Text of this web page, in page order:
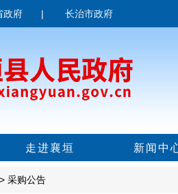
政府 | 长治市政府
走进襄垣 新闻中
> 采购公告